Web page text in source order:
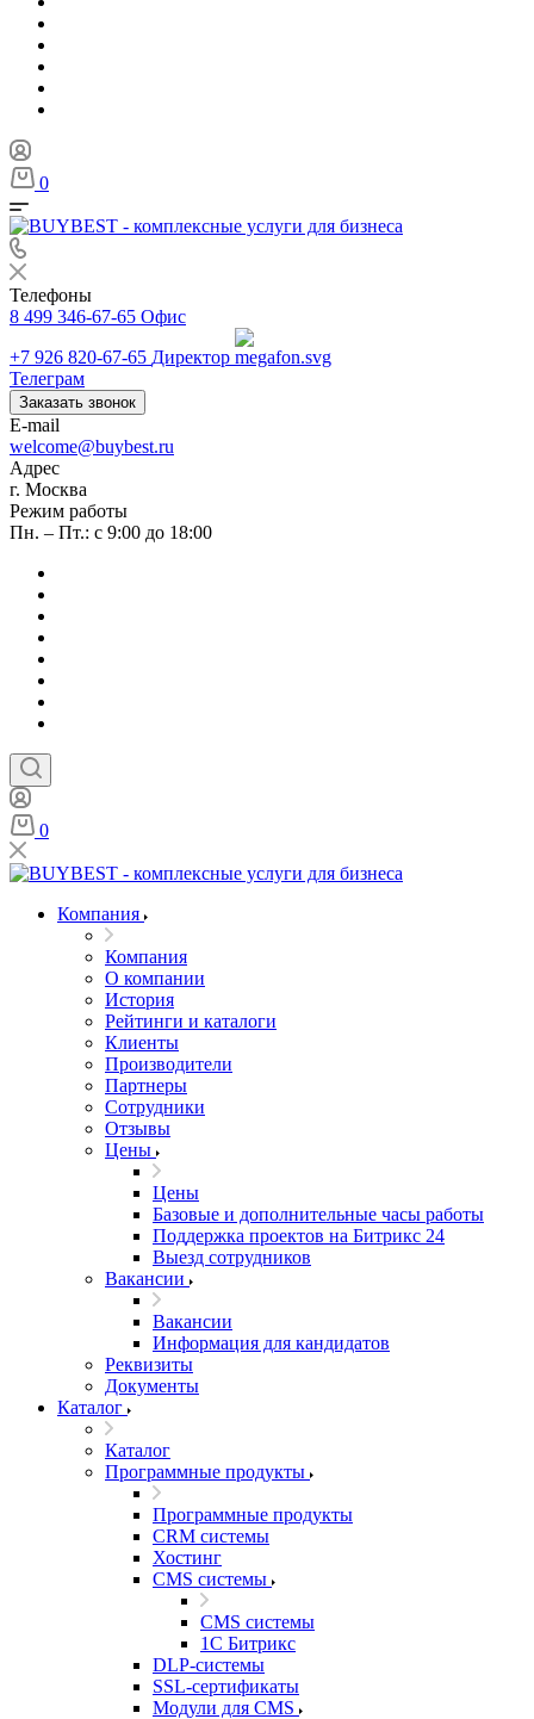
0
Телефоны
8 499 346-67-65 Офис
+7 926 820-67-65 Директор
Телеграм
Заказать звонок
E-mail
welcome@buybest.ru
Адрес
г. Москва
Режим работы
Пн. – Пт.: с 9:00 до 18:00
0
Компания
Компания
О компании
История
Рейтинги и каталоги
Клиенты
Производители
Партнеры
Сотрудники
Отзывы
Цены
Цены
Базовые и дополнительные часы работы
Поддержка проектов на Битрикс 24
Выезд сотрудников
Вакансии
Вакансии
Информация для кандидатов
Реквизиты
Документы
Каталог
Каталог
Программные продукты
Программные продукты
CRM системы
Хостинг
CMS системы
CMS системы
1С Битрикс
DLP‑системы
SSL-сертификаты
Модули для CMS